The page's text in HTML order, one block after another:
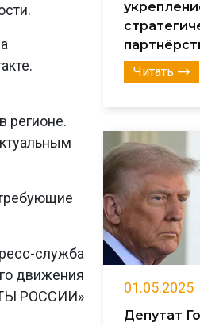
регионе.
служба
движения
РОССИИ»
Читать
01.05.2025
Депутат